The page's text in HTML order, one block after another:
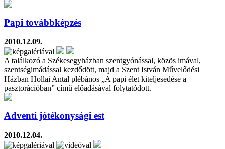
Papi továbbképzés
2010.12.09. |
A találkozó a Székesegyházban szentgyónással, közös imával,
szentségimádással kezdődött, majd a Szent István Művelődési
Házban Hollai Antal plébános „A papi élet kiteljesedése a
pasztorációban” című előadásával folytatódott.
Adventi jótékonysági est
2010.12.04. |